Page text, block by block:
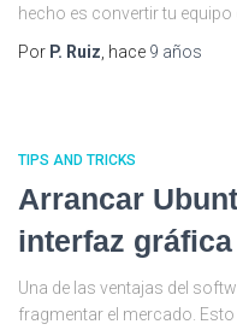
hecho es convertir tu equipo
Por P. Ruiz , hace 9 años
TIPS AND TRICKS
Arrancar
interfaz gráfica
Una de las ventajas del
fragmentar el mercado.